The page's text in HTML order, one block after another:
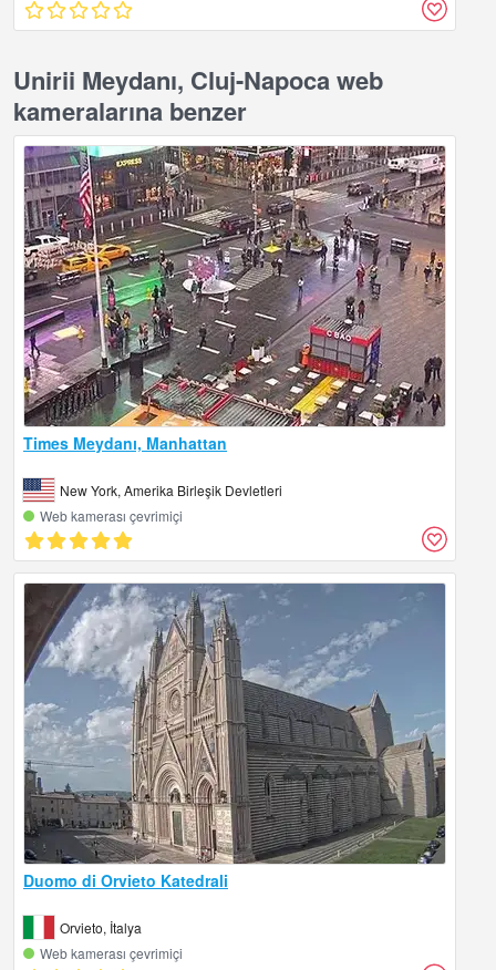
Unirii Meydanı, Cluj-Napoca web
kameralarına benzer
Times Meydanı, Manhattan
New York, Amerika Birleşik Devletleri
Web kamerası çevrimiçi
Duomo di Orvieto Katedrali
Orvieto, İtalya
Web kamerası çevrimiçi